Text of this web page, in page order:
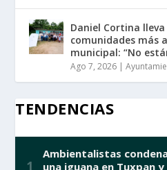
Daniel Cortina
comunidades más
municipal: “No
Ago 7, 2026 |
TENDENCIAS